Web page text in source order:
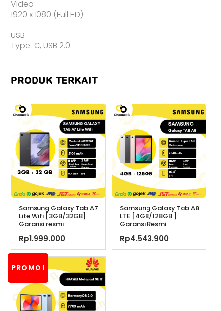
Video
1920 x 1080 (Full HD)
USB
Type-C, USB 2.0
PRODUK TERKAIT
Samsung Galaxy Tab A7
Lite Wifi [3GB/32GB]
Garansi resmi
Rp1.999.000
Samsung Galaxy Tab A8
LTE [4GB/128GB ]
Garansi Resmi
Rp4.543.900
PROMO!